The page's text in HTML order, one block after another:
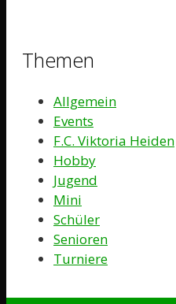
Themen
Allgemein
Events
F.C. Viktoria Heiden
Hobby
Jugend
Mini
Schüler
Senioren
Turniere